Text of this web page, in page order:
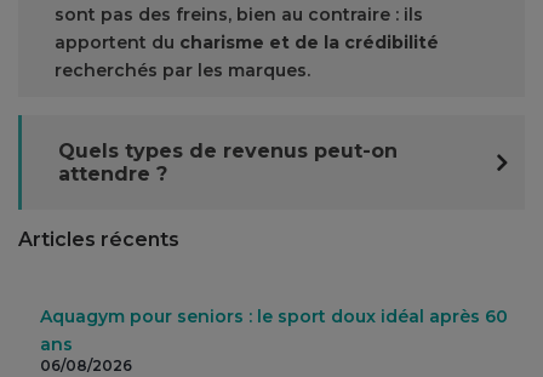
sont pas des freins, bien au contraire : ils
apportent du charisme et de la crédibilité
recherchés par les marques.
Quels types de revenus peut-on
attendre ?
Articles récents
Aquagym pour seniors : le sport doux idéal après 60
ans
06/08/2026